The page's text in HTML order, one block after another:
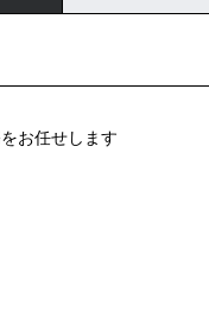
お任せします